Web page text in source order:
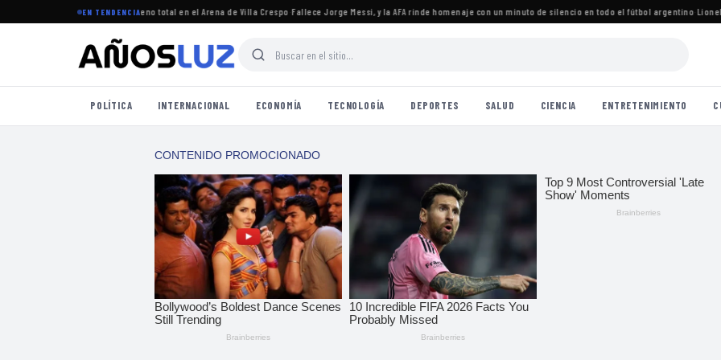
EN TENDENCIA
a Argentina y logró un lleno total en el Arena de Villa Crespo·Fallece Jorge Messi, y la AFA rinde homenaje con un minuto de silencio en todo el fútbol argentino·Lionel
POLÍTICA INTERNACIONAL ECONOMÍA TECNOLOGÍA DEPORTES SALUD CIENCIA ENTRETENIMIENTO